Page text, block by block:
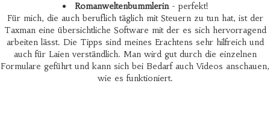
Romanweltenbummlerin- perfekt!
Für mich, die auch beruflich täglich mit Steuern zu tun hat, ist der
Taxman eine übersichtliche Software mit der es sich hervorragend
arbeiten lässt. Die Tipps sind meines Erachtens sehr hilfreich und
auch für Laien verständlich. Man wird gut durch die einzelnen
Formulare geführt und kann sich bei Bedarf auch Videos anschauen,
wie es funktioniert.